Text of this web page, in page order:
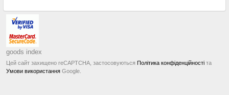
goods index
Цей сайт захищено reCAPTCHA, застосовуються Політика конфіденційності та
Умови використання Google.